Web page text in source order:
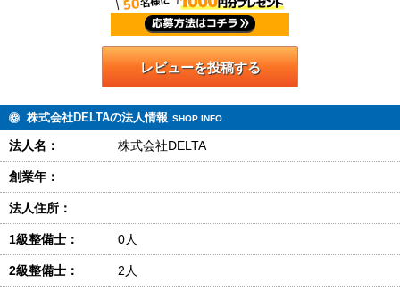
レビューを投稿する
株式会社DELTAの法人情報 SHOP INFO
法人名： 株式会社DELTA
創業年：
法人住所：
1級整備士： 0人
2級整備士： 2人